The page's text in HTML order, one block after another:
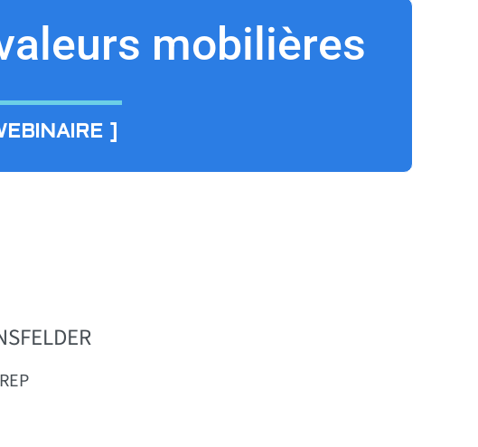
mobilières
]